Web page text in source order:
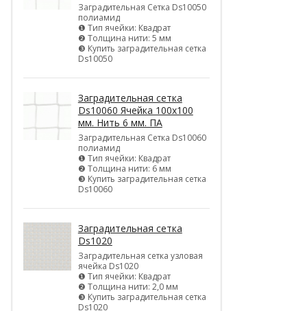
Заградительная Сетка Ds10050
полиамид
❶ Тип ячейки: Квадрат
❷ Толщина нити: 5 мм
❸ Купить заградительная сетка
Ds10050
Заградительная сетка
Ds10060 Ячейка 100х100
мм. Нить 6 мм. ПА
Заградительная Сетка Ds10060
полиамид
❶ Тип ячейки: Квадрат
❷ Толщина нити: 6 мм
❸ Купить заградительная сетка
Ds10060
Заградительная сетка
Ds1020
Заградительная сетка узловая
ячейка Ds1020
❶ Тип ячейки: Квадрат
❷ Толщина нити: 2,0 мм
❸ Купить заградительная сетка
Ds1020